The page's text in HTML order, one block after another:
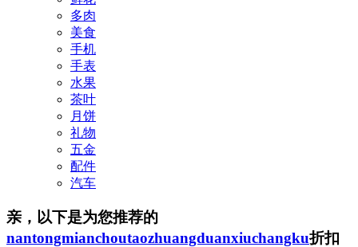
多肉
美食
手机
手表
水果
茶叶
月饼
礼物
五金
配件
汽车
亲，以下是为您推荐的
nantongmianchoutaozhuangduanxiuchangku折扣